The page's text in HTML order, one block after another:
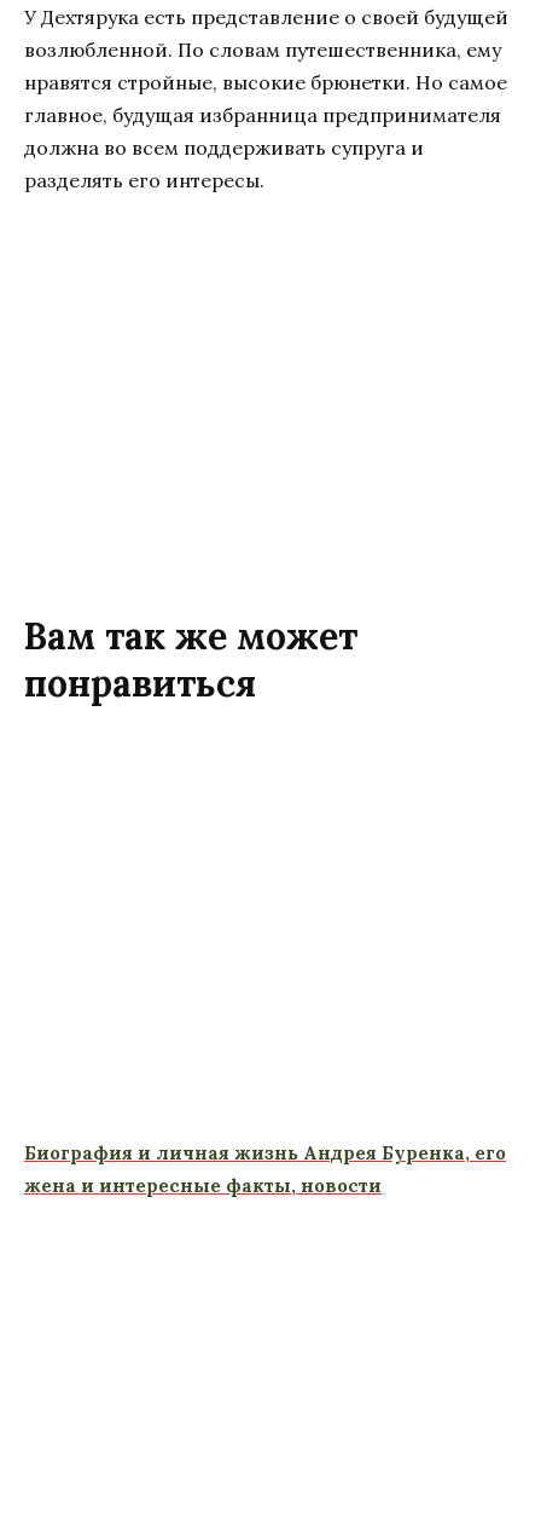
У Дехтярука есть представление о своей будущей
возлюбленной. По словам путешественника, ему
нравятся стройные, высокие брюнетки. Но самое
главное, будущая избранница предпринимателя
должна во всем поддерживать супруга и
разделять его интересы.
Вам так же может
понравиться
Биография и личная жизнь Андрея Буренка, его
жена и интересные факты, новости